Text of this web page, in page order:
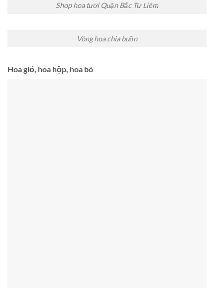
Shop hoa tươi Quận Bắc Từ Liêm
Vòng hoa chia buồn
Hoa giỏ, hoa hộp, hoa bó